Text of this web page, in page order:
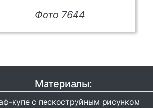
Фото 7644
Материалы:
купе с пескоструйным рисунком